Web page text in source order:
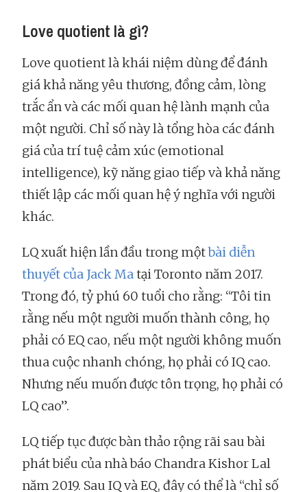
Love quotient là gì?
Love quotient là khái niệm dùng để đánh
giá khả năng yêu thương, đồng cảm, lòng
trắc ẩn và các mối quan hệ lành mạnh của
một người. Chỉ số này là tổng hòa các đánh
giá của trí tuệ cảm xúc (emotional
intelligence), kỹ năng giao tiếp và khả năng
thiết lập các mối quan hệ ý nghĩa với người
khác.
LQ xuất hiện lần đầu trong mộtbài diễn
thuyết của Jack Matại Toronto năm 2017.
Trong đó, tỷ phú 60 tuổi cho rằng: “Tôi tin
rằng nếu một người muốn thành công, họ
phải có EQ cao, nếu một người không muốn
thua cuộc nhanh chóng, họ phải có IQ cao.
Nhưng nếu muốn được tôn trọng, họ phải có
LQ cao”.
LQ tiếp tục được bàn thảo rộng rãi sau bài
phát biểu của nhà báo Chandra Kishor Lal
năm 2019. Sau IQ và EQ, đây có thể là “chỉ số